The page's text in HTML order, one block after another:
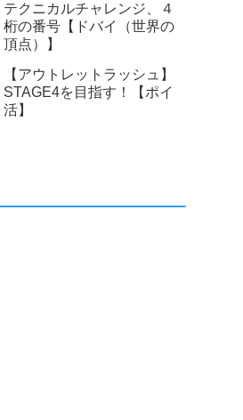
テクニカルチャレンジ、４
桁の番号【ドバイ（世界の
頂点）】
【アウトレットラッシュ】
STAGE4を目指す！【ポイ
活】